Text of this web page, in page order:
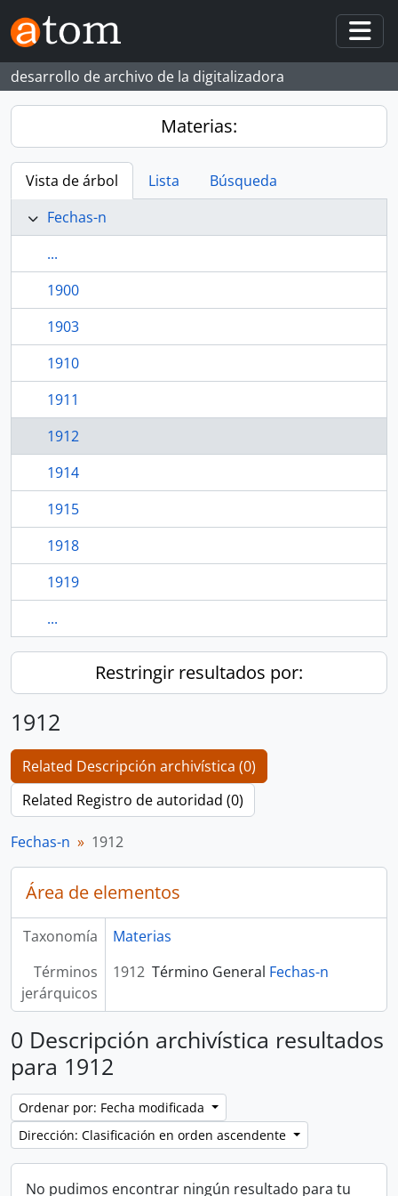
Skip to main content
desarrollo de archivo de la digitalizadora
Materias:
Vista de árbol Lista
Búsqueda
Fechas-n
...
1900
1903
1910
1911
1912
1914
1915
1918
1919
...
Restringir resultados por:
1912
Related Descripción archivística (0)
Related Registro de autoridad (0)
Fechas-n 1912
Área de elementos
Taxonomía
Materias
Términos
jerárquicos
1912 Término General Fechas-n
0 Descripción archivística resultados
para 1912
Ordenar por: Fecha modificada
Dirección: Clasificación en orden ascendente
No pudimos encontrar ningún resultado para tu